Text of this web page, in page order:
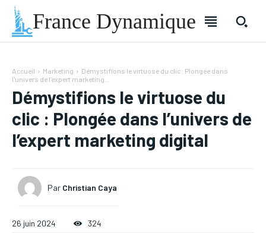
France Dynamique
Accueil Marketing
Démystifions le virtuose du clic : Plongée dans
l'univers de l'expert marketing...
Démystifions le virtuose du
clic : Plongée dans l’univers de
l’expert marketing digital
Par Christian Caya
26 juin 2024 324